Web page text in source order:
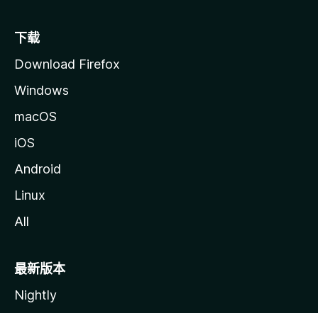
下载
Download Firefox
Windows
macOS
iOS
Android
Linux
All
最新版本
Nightly